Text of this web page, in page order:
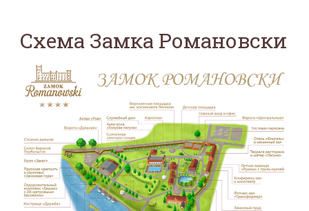
Схема Замка Романовски